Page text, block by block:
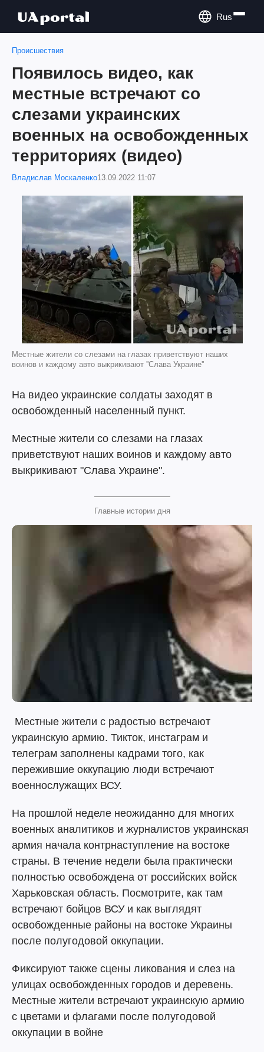
Rus
Происшествия
Появилось видео, как
местные встречают со
слезами украинских
военных на освобожденных
территориях (видео)
Владислав Москаленко13.09.2022 11:07
Местные жители со слезами на глазах приветствуют наших
воинов и каждому авто выкрикивают ''Слава Украине''
На видео украинские солдаты заходят в
освобожденный населенный пункт.
Местные жители со слезами на глазах
приветствуют наших воинов и каждому авто
выкрикивают "Слава Украине".
Главные истории дня
Местные жители с радостью встречают
украинскую армию. Тикток, инстаграм и
телеграм заполнены кадрами того, как
пережившие оккупацию люди встречают
военнослужащих ВСУ.
На прошлой неделе неожиданно для многих
военных аналитиков и журналистов украинская
армия начала контрнаступление на востоке
страны. В течение недели была практически
полностью освобождена от российских войск
Харьковская область. Посмотрите, как там
встречают бойцов ВСУ и как выглядят
освобожденные районы на востоке Украины
после полугодовой оккупации.
Фиксируют также сцены ликования и слез на
улицах освобожденных городов и деревень.
Местные жители встречают украинскую армию
с цветами и флагами после полугодовой
оккупации в войне